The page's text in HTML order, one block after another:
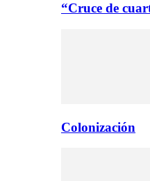
“Cruce de
Colonización